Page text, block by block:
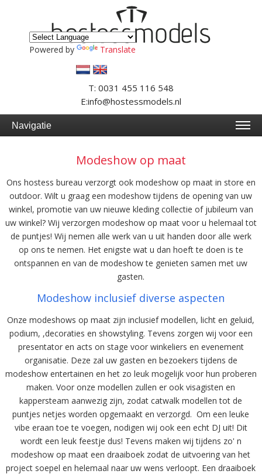
Powered by Translate
T: 0031 455 116 548
E:info@hostessmodels.nl
Navigatie
Modeshow op maat
Ons hostess bureau verzorgt ook modeshow op maat in store en
outdoor. Wilt u graag een modeshow tijdens de opening van uw
winkel, promotie van uw nieuwe kleding collectie of jubileum van
uw winkel? Wij verzorgen modeshow op maat voor u helemaal tot
de puntjes! Wij nemen alle werk van u uit handen door alle werk
op ons te nemen. Het enigste wat u dan hoeft te doen is te
ontspannen en van de modeshow te genieten samen met uw
gasten.
Modeshow inclusief diverse aspecten
Onze modeshows op maat zijn inclusief modellen, licht en geluid,
podium, ,decoraties en showstyling. Tevens zorgen wij voor een
presentator en acts on stage voor winkeliers en evenement
organisatie. Deze zal uw gasten en bezoekers tijdens de
modeshow entertainen en het zo leuk mogelijk voor hun proberen
maken. Voor onze modellen zullen er ook visagisten en
kappersteam aanwezig zijn, zodat catwalk modellen tot de
puntjes netjes worden opgemaakt en verzorgd. Om een leuke
vibe eraan toe te voegen, nodigen wij ook een echt DJ uit! Dit
wordt een leuk feestje dus! Tevens maken wij tijdens zo' n
modeshow op maat een draaiboek zodat de uitvoering van het
project soepel en helemaal naar uw wens verloopt. Een draaiboek